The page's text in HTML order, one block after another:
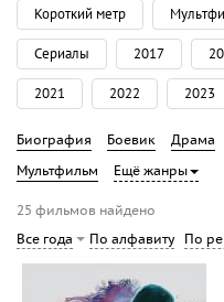
Короткий метр
Сериалы 2017
2021 2022 2023
Биография Боевик Драма
Мультфильм
Ещё жанры
25 фильмов найдено
Все года
По алфавиту По